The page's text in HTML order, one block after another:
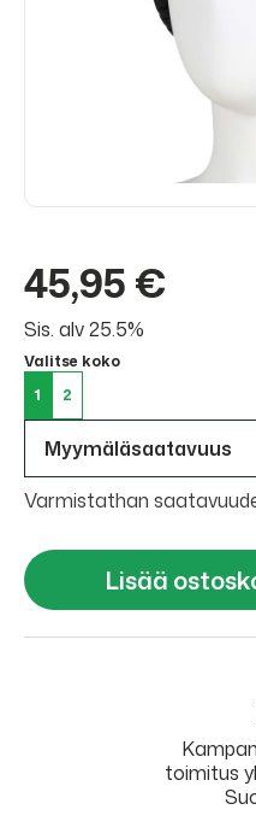
45,95 €
Sis. alv 25.5%
Valitse koko
1
2
Myymäläsaatavuus
Varmistathan
Lisää
toimitus